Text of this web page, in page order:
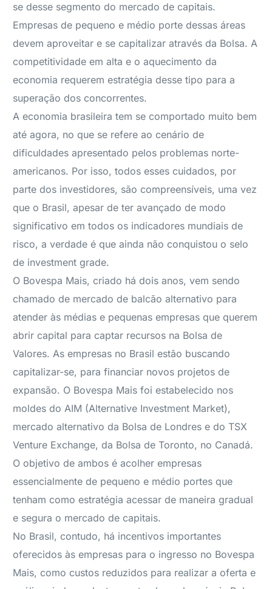
se desse segmento do mercado de capitais.
Empresas de pequeno e médio porte dessas áreas
devem aproveitar e se capitalizar através da Bolsa. A
competitividade em alta e o aquecimento da
economia requerem estratégia desse tipo para a
superação dos concorrentes.
A economia brasileira tem se comportado muito bem
até agora, no que se refere ao cenário de
dificuldades apresentado pelos problemas norte-
americanos. Por isso, todos esses cuidados, por
parte dos investidores, são compreensíveis, uma vez
que o Brasil, apesar de ter avançado de modo
significativo em todos os indicadores mundiais de
risco, a verdade é que ainda não conquistou o selo
de investment grade.
O Bovespa Mais, criado há dois anos, vem sendo
chamado de mercado de balcão alternativo para
atender às médias e pequenas empresas que querem
abrir capital para captar recursos na Bolsa de
Valores. As empresas no Brasil estão buscando
capitalizar-se, para financiar novos projetos de
expansão. O Bovespa Mais foi estabelecido nos
moldes do AIM (Alternative Investment Market),
mercado alternativo da Bolsa de Londres e do TSX
Venture Exchange, da Bolsa de Toronto, no Canadá.
O objetivo de ambos é acolher empresas
essencialmente de pequeno e médio portes que
tenham como estratégia acessar de maneira gradual
e segura o mercado de capitais.
No Brasil, contudo, há incentivos importantes
oferecidos às empresas para o ingresso no Bovespa
Mais, como custos reduzidos para realizar a oferta e